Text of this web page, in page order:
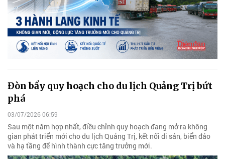
Đòn bẩy quy hoạch cho du lịch Quảng Trị bứt
phá
03/07/2026 06:59
Sau một năm hợp nhất, điều chỉnh quy hoạch đang mở ra không
gian phát triển mới cho du lịch Quảng Trị, kết nối di sản, biển đảo
và hạ tầng để hình thành cực tăng trưởng mới.